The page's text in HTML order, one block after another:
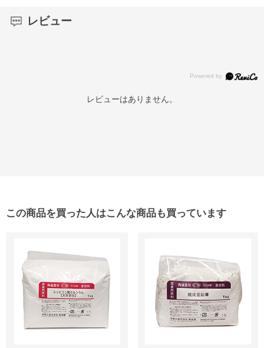
レビュー
レビューはありません。
この商品を買った人はこんな商品も買っています